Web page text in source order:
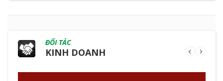
ĐỐI TÁC
KINH DOANH